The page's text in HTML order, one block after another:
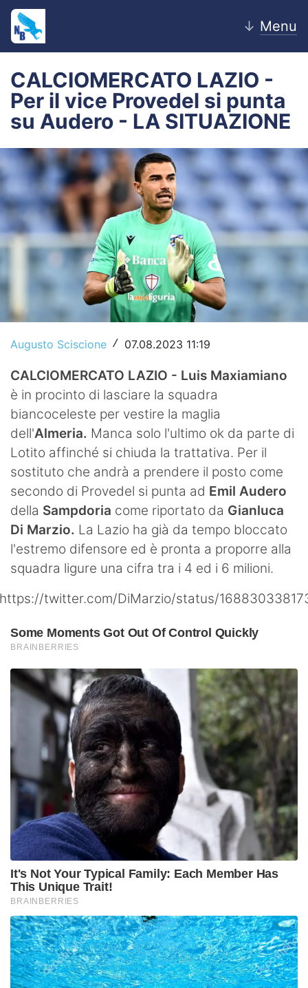
↓ Menu
Home
News
Editoriale
Pagelle
Settore Giovanile
Lazio Women
Calciomercato
Video
CALCIOMERCATO LAZIO -
Per il vice Provedel si punta
su Audero - LA SITUAZIONE
Augusto Sciscione / 07.08.2023 11:19
CALCIOMERCATO LAZIO - Luis Maxiamiano
è in procinto di lasciare la squadra
biancoceleste per vestire la maglia
dell'Almeria. Manca solo l'ultimo ok da parte di
Lotito affinché si chiuda la trattativa. Per il
sostituto che andrà a prendere il posto come
secondo di Provedel si punta ad Emil Audero
della Sampdoria come riportato da Gianluca
Di Marzio. La Lazio ha già da tempo bloccato
l'estremo difensore ed è pronta a proporre alla
squadra ligure una cifra tra i 4 ed i 6 milioni.
https://twitter.com/DiMarzio/status/